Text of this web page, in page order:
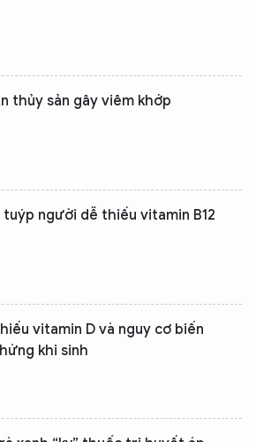
thủy sản gây viêm khớp
tuýp người dễ thiếu vitamin B12
vitamin D và nguy cơ biến
khi sinh
CỦA
bất kỳ điều gì bạn cần biết về
Đô nhé. Tôi sẵn sàng hỗ trợ!